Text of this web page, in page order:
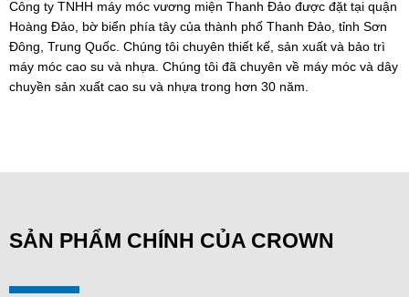
Công ty TNHH máy móc vương miện Thanh Đảo được đặt tại quận
Hoàng Đảo, bờ biển phía tây của thành phố Thanh Đảo, tỉnh Sơn
Đông, Trung Quốc. Chúng tôi chuyên thiết kế, sản xuất và bảo trì
máy móc cao su và nhựa. Chúng tôi đã chuyên về máy móc và dây
chuyền sản xuất cao su và nhựa trong hơn 30 năm.
SẢN PHẨM CHÍNH CỦA CROWN